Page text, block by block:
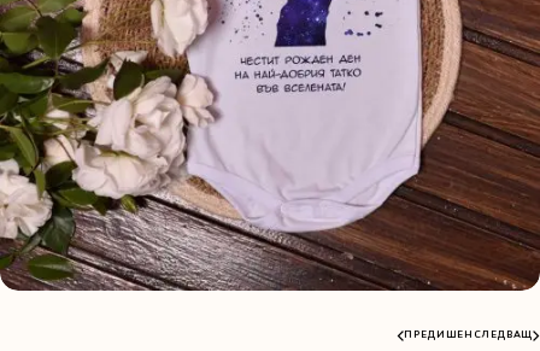
ПРЕДИШЕН СЛЕДВАЩ